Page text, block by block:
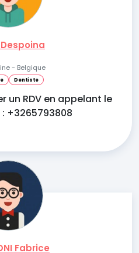
Despoina
- Belgique
Dentiste
un RDV en appelant le
+3265793808
Fabrice